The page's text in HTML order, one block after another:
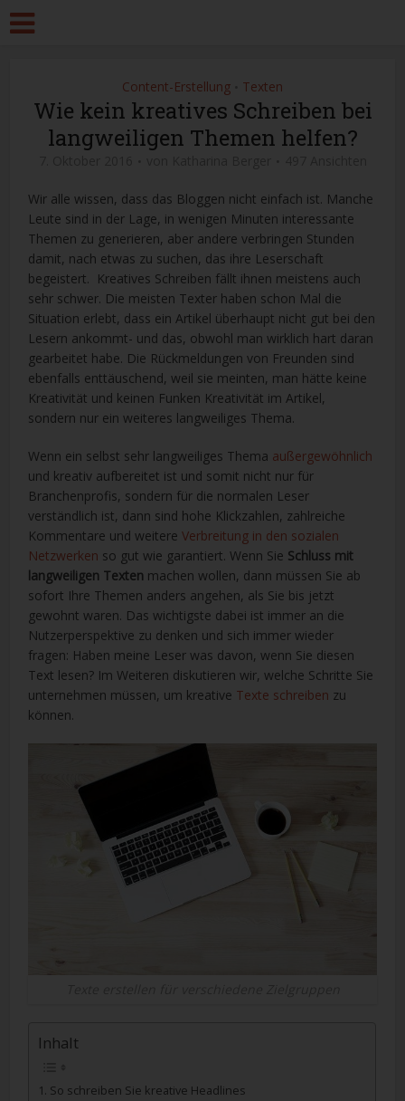
Content-Erstellung Texten
Wie kein kreatives Schreiben bei
langweiligen Themen helfen?
Wir alle wissen, dass das Bloggen nicht einfach ist. Manche
Leute sind in der Lage, in wenigen Minuten interessante
Themen zu generieren, aber andere verbringen Stunden
damit, nach etwas zu suchen, das ihre Leserschaft
begeistert. Kreatives Schreiben fällt ihnen meistens auch
sehr schwer. Die meisten Texter haben schon Mal die
Situation erlebt, dass ein Artikel überhaupt nicht gut bei den
Lesern ankommt- und das, obwohl man wirklich hart daran
gearbeitet habe. Die Rückmeldungen von Freunden sind
ebenfalls enttäuschend, weil sie meinten, man hätte keine
Kreativität und keinen Funken Kreativität im Artikel,
sondern nur ein weiteres langweiliges Thema.
Wenn ein selbst sehr langweiliges Thema außergewöhnlich
und kreativ aufbereitet ist und somit nicht nur für
Branchenprofis, sondern für die normalen Leser
verständlich ist, dann sind hohe Klickzahlen, zahlreiche
Kommentare und weitereVerbreitung in den sozialen
Netzwerken so gut wie garantiert. Wenn Sie Schluss mit
langweiligen Texten machen wollen, dann müssen Sie ab
sofort Ihre Themen anders angehen, als Sie bis jetzt
gewohnt waren. Das wichtigste dabei ist immer an die
Nutzerperspektive zu denken und sich immer wieder
fragen: Haben meine Leser was davon, wenn Sie diesen
Text lesen? Im Weiteren diskutieren wir, welche Schritte Sie
unternehmen müssen, um kreative Texte schreiben zu
können.
Inhalt
So schreiben Sie kreative Headlines